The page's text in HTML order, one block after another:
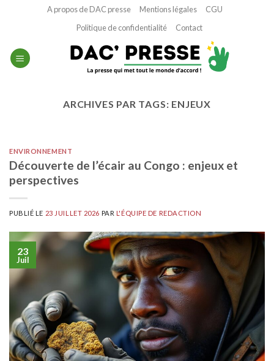
A propos de DAC presse Mentions légales
CGU
Politique de confidentialité
Contact
ARCHIVES PAR TAGS: ENJEUX
ENVIRONNEMENT
Découverte de l’écair au Congo : enjeux et
perspectives
PUBLIÉ LE 23 JUILLET 2026 PAR L'ÉQUIPE DE REDACTION
23
Juil